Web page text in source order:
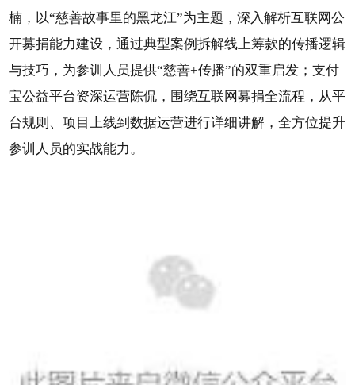
楠，以“慈善故事里的黑龙江”为主题，深入解析互联网公
开募捐能力建设，通过典型案例拆解线上筹款的传播逻辑
与技巧，为参训人员提供“慈善+传播”的双重启发；支付
宝公益平台资深运营陈侃，围绕互联网募捐全流程，从平
台规则、项目上线到数据运营进行详细讲解，全方位提升
参训人员的实战能力。